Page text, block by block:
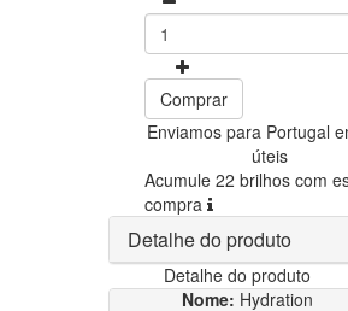
Comprar
Enviamos para Portugal
úteis
Acumule 22 brilhos com
compra
Detalhe do produto
Detalhe do produto
Nome: Hydration